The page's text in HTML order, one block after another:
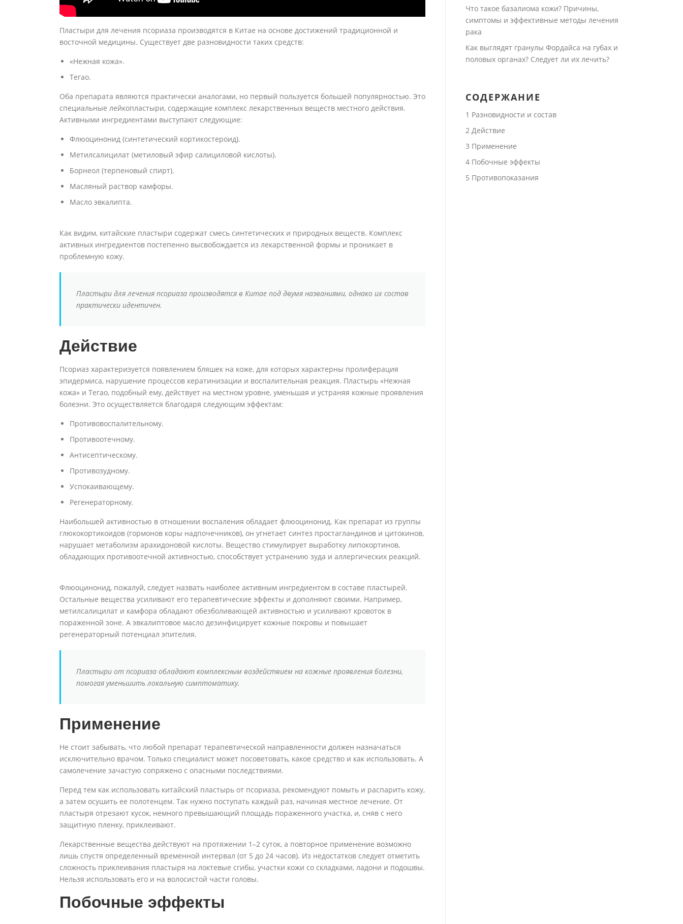
Пластыри для лечения псориаза производятся в Китае на основе достижений традиционной и
восточной медицины. Существует две разновидности таких средств:
«Нежная кожа».
Тегао.
Оба препарата являются практически аналогами, но первый пользуется большей популярностью. Это
специальные лейкопластыри, содержащие комплекс лекарственных веществ местного действия.
Активными ингредиентами выступают следующие:
Флюоцинонид (синтетический кортикостероид).
Метилсалицилат (метиловый эфир салициловой кислоты).
Борнеол (терпеновый спирт).
Масляный раствор камфоры.
Масло эвкалипта.
Как видим, китайские пластыри содержат смесь синтетических и природных веществ. Комплекс
активных ингредиентов постепенно высвобождается из лекарственной формы и проникает в
проблемную кожу.
Пластыри для лечения псориаза производятся в Китае под двумя названиями, однако их состав
практически идентичен.
Действие
Псориаз характеризуется появлением бляшек на коже, для которых характерны пролиферация
эпидермиса, нарушение процессов кератинизации и воспалительная реакция. Пластырь «Нежная
кожа» и Тегао, подобный ему, действует на местном уровне, уменьшая и устраняя кожные проявления
болезни. Это осуществляется благодаря следующим эффектам:
Противовоспалительному.
Противоотечному.
Антисептическому.
Противозудному.
Успокаивающему.
Регенераторному.
Наибольшей активностью в отношении воспаления обладает флюоцинонид. Как препарат из группы
глюкокортикоидов (гормонов коры надпочечников), он угнетает синтез простагландинов и цитокинов,
нарушает метаболизм арахидоновой кислоты. Вещество стимулирует выработку липокортинов,
обладающих противоотечной активностью, способствует устранению зуда и аллергических реакций.
Флюоцинонид, пожалуй, следует назвать наиболее активным ингредиентом в составе пластырей.
Остальные вещества усиливают его терапевтические эффекты и дополняют своими. Например,
метилсалицилат и камфора обладают обезболивающей активностью и усиливают кровоток в
пораженной зоне. А эвкалиптовое масло дезинфицирует кожные покровы и повышает
регенераторный потенциал эпителия.
Пластыри от псориаза обладают комплексным воздействием на кожные проявления болезни,
помогая уменьшить локальную симптоматику.
Применение
Не стоит забывать, что любой препарат терапевтической направленности должен назначаться
исключительно врачом. Только специалист может посоветовать, какое средство и как использовать. А
самолечение зачастую сопряжено с опасными последствиями.
Перед тем как использовать китайский пластырь от псориаза, рекомендуют помыть и распарить кожу,
а затем осушить ее полотенцем. Так нужно поступать каждый раз, начиная местное лечение. От
пластыря отрезают кусок, немного превышающий площадь пораженного участка, и, сняв с него
защитную пленку, приклеивают.
Лекарственные вещества действуют на протяжении 1–2 суток, а повторное применение возможно
лишь спустя определенный временной интервал (от 5 до 24 часов). Из недостатков следует отметить
сложность приклеивания пластыря на локтевые сгибы, участки кожи со складками, ладони и подошвы.
Нельзя использовать его и на волосистой части головы.
Побочные эффекты
Что такое базалиома кожи? Причины,
симптомы и эффективные методы лечения
рака
Как выглядят гранулы Фордайса на губах и
половых органах? Следует ли их лечить?
СОДЕРЖАНИЕ
1 Разновидности и состав
2Действие
3 Применение
4Побочные эффекты
5 Противопоказания